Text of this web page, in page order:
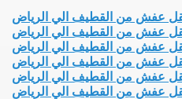
عفش من القطيف الي الرياض
عفش من القطيف الي الرياض
عفش من القطيف الي الرياض
عفش من القطيف الي الرياض
عفش من القطيف الي الرياض
عفش من القطيف الي الرياض